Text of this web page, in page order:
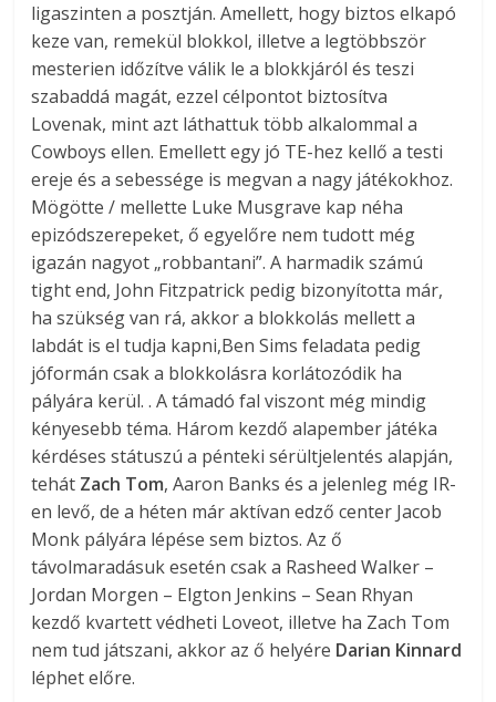
ligaszinten a posztján. Amellett, hogy biztos elkapó
keze van, remekül blokkol, illetve a legtöbbször
mesterien időzítve válik le a blokkjáról és teszi
szabaddá magát, ezzel célpontot biztosítva
Lovenak, mint azt láthattuk több alkalommal a
Cowboys ellen. Emellett egy jó TE-hez kellő a testi
ereje és a sebessége is megvan a nagy játékokhoz.
Mögötte / mellette Luke Musgrave kap néha
epizódszerepeket, ő egyelőre nem tudott még
igazán nagyot „robbantani”. A harmadik számú
tight end, John Fitzpatrick pedig bizonyította már,
ha szükség van rá, akkor a blokkolás mellett a
labdát is el tudja kapni,Ben Sims feladata pedig
jóformán csak a blokkolásra korlátozódik ha
pályára kerül. . A támadó fal viszont még mindig
kényesebb téma. Három kezdő alapember játéka
kérdéses státuszú a pénteki sérültjelentés alapján,
tehát Zach Tom, Aaron Banks és a jelenleg még IR-
en levő, de a héten már aktívan edző center Jacob
Monk pályára lépése sem biztos. Az ő
távolmaradásuk esetén csak a Rasheed Walker –
Jordan Morgen – Elgton Jenkins – Sean Rhyan
kezdő kvartett védheti Loveot, illetve ha Zach Tom
nem tud játszani, akkor az ő helyére Darian Kinnard
léphet előre.